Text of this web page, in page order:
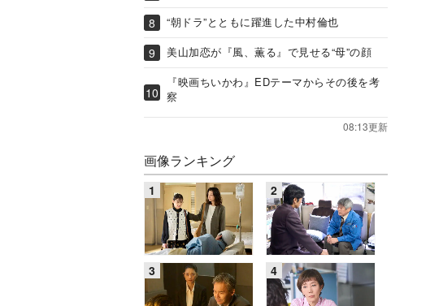
“朝ドラ”とともに躍進した中村倫也
美山加恋が『風、薫る』で見せる“母”の顔
『映画ちいかわ』EDテーマからその後を考
察
08:13更新
画像ランキング